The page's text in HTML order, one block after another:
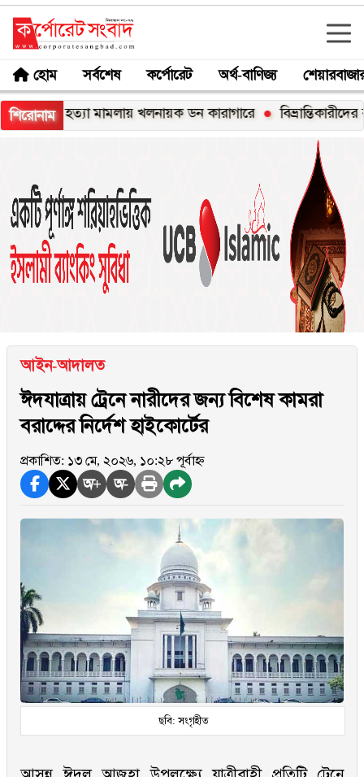
হোম সর্বশেষ কর্পোরেট অর্থ-বাণিজ্য
শিরোনাম
হত্যা মামলায় খলনায়ক ডন কারাগারে বিভ্রান্তিকারীদের
আইন-আদালত
ঈদযাত্রায় ট্রেনে নারীদের জন্য বিশেষ কামরা
বরাদ্দের নির্দেশ হাইকোর্টের
প্রকাশিত: ১৩ মে, ২০২৬, ১০:২৮ পূর্বাহ্ন
অ+ অ-
ছবি: সংগৃহীত